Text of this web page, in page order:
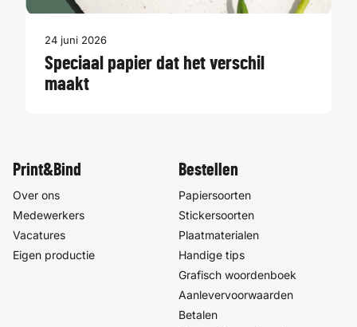
24 juni 2026
Speciaal papier dat het verschil
maakt
Print&Bind
Over ons
Medewerkers
Vacatures
Eigen productie
Bestellen
Papiersoorten
Stickersoorten
Plaatmaterialen
Handige tips
Grafisch woordenboek
Aanlevervoorwaarden
Betalen